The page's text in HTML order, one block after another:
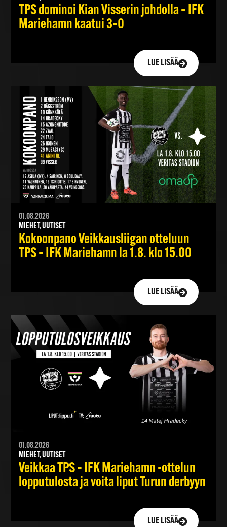
TPS dominoi Kian Visserin johdolla – IFK
Mariehamn kaatui 3–0
LUE LISÄÄ
01.08.2026
MIEHET, UUTISET
Kokoonpano Veikkausliigan otteluun
TPS – IFK Mariehamn la 1.8. klo 15.00
LUE LISÄÄ
01.08.2026
MIEHET, UUTISET
Veikkaa TPS – IFK Mariehamn -ottelun
lopputulosta ja voita liput Turun derbyyn
LUE LISÄÄ